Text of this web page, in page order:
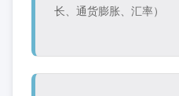
长、通货膨胀、汇率）